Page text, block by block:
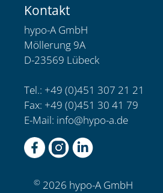
Kontakt
hypo-A GmbH
Möllerung 9A
D-23569 Lübeck
Tel.: +49 (0)451 307 21 21
Fax: +49 (0)451 30 41 79
E-Mail: info@hypo-a.de
© 2026 hypo-A GmbH